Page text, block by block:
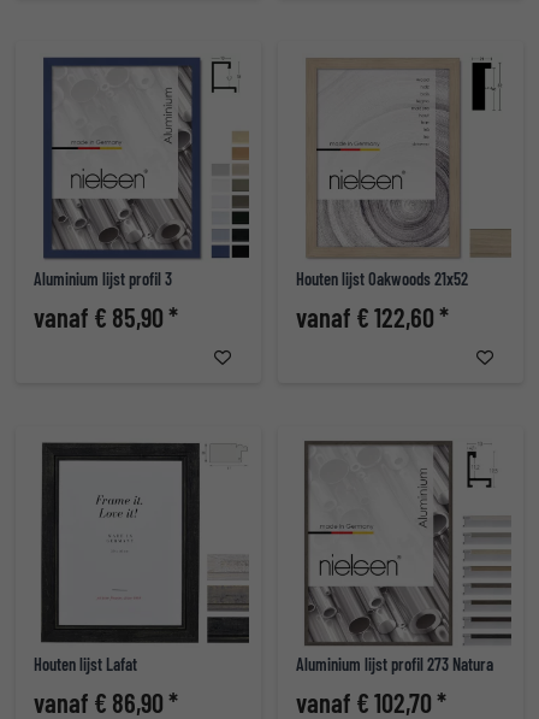
Aluminium lijst profil 3
vanaf € 85,90 *
Houten lijst Oakwoods 21x52
vanaf € 122,60 *
Houten lijst Lafat
vanaf € 86,90 *
Aluminium lijst profil 273 Natura
vanaf € 102,70 *